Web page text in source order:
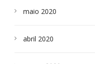
maio 2020
abril 2020